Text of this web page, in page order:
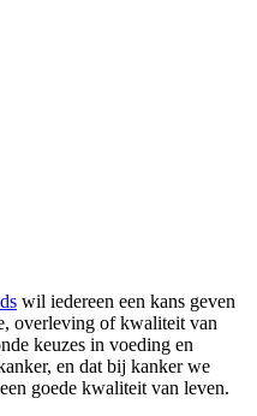
wil iedereen een kans geven
overleving of kwaliteit van
keuzes in voeding en
en dat bij kanker we
goede kwaliteit van leven.